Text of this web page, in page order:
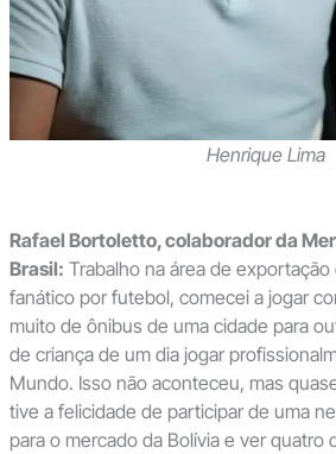
Henrique Lima
Rafael Bortoletto, colaborador da
Brasil: Trabalho na área de
fanático por futebol, comecei a jogar
muito de ônibus de uma cidade para
de criança de um dia jogar
Mundo. Isso não aconteceu, mas
tive a felicidade de participar de uma
para o mercado da Bolívia e ver quatro